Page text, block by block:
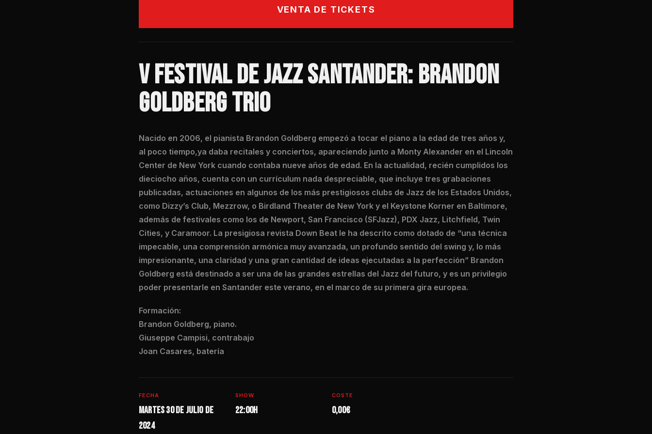
VENTA DE TICKETS
V FESTIVAL DE JAZZ SANTANDER: BRANDON
GOLDBERG TRIO
Nacido en 2006, el pianista Brandon Goldberg empezó a tocar el piano a la edad de tres años y,
al poco tiempo,ya daba recitales y conciertos, apareciendo junto a Monty Alexander en el Lincoln
Center de New York cuando contaba nueve años de edad. En la actualidad, recién cumplidos los
dieciocho años, cuenta con un currículum nada despreciable, que incluye tres grabaciones
publicadas, actuaciones en algunos de los más prestigiosos clubs de Jazz de los Estados Unidos,
como Dizzy’s Club, Mezzrow, o Birdland Theater de New York y el Keystone Korner en Baltimore,
además de festivales como los de Newport, San Francisco (SFJazz), PDX Jazz, Litchfield, Twin
Cities, y Caramoor. La presigiosa revista Down Beat le ha descrito como dotado de “una técnica
impecable, una comprensión armónica muy avanzada, un profundo sentido del swing y, lo más
impresionante, una claridad y una gran cantidad de ideas ejecutadas a la perfección” Brandon
Goldberg está destinado a ser una de las grandes estrellas del Jazz del futuro, y es un privilegio
poder presentarle en Santander este verano, en el marco de su primera gira europea.
Formación:
Brandon Goldberg, piano.
Giuseppe Campisi, contrabajo
Joan Casares, batería
FECHA
Martes 30 de julio de
2024
SHOW
22:00h
COSTE
0,00€